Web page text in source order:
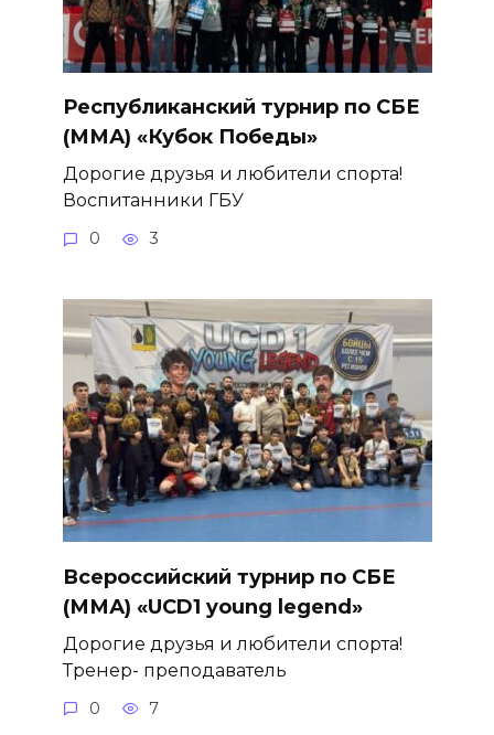
Республиканский турнир по СБЕ
(ММА) «Кубок Победы»
Дорогие друзья и любители спорта!
Воспитанники ГБУ
0 3
Всероссийский турнир по СБЕ
(ММА) «UCD1 young legend»
Дорогие друзья и любители спорта!
Тренер- преподаватель
0 7